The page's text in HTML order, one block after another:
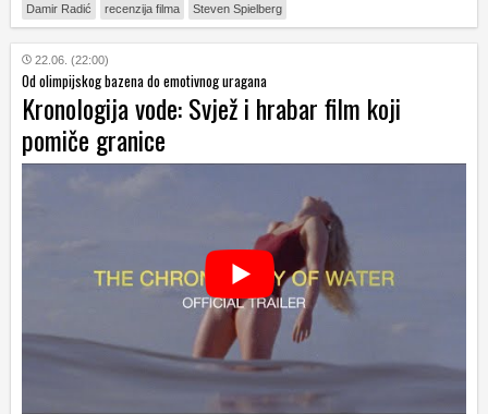
Damir Radić recenzija filma Steven Spielberg
22.06. (22:00)
Od olimpijskog bazena do emotivnog uragana
Kronologija vode: Svjež i hrabar film koji
pomiče granice